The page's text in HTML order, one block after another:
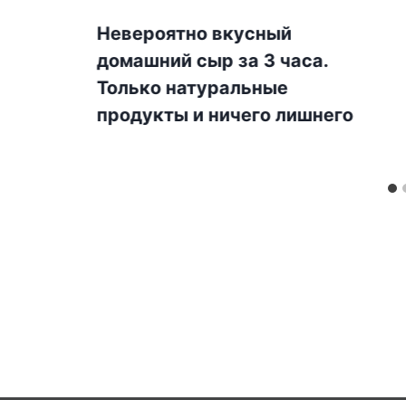
Невероятно вкусный
домашний сыр за 3 часа.
Только натуральные
продукты и ничего лишнего